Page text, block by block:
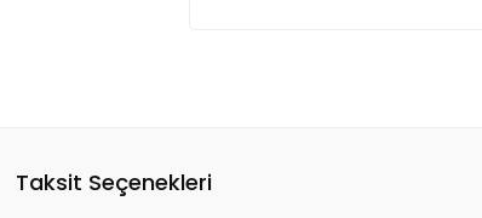
Taksit Seçenekleri